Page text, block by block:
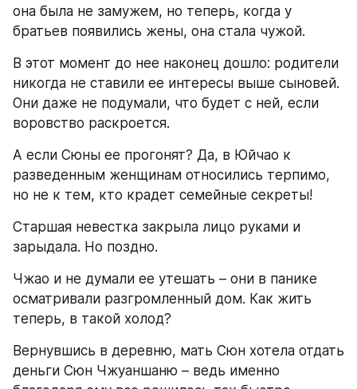
она была не замужем, но теперь, когда у
братьев появились жены, она стала чужой.
В этот момент до нее наконец дошло: родители
никогда не ставили ее интересы выше сыновей.
Они даже не подумали, что будет с ней, если
воровство раскроется.
А если Сюны ее прогонят? Да, в Юйчао к
разведенным женщинам относились терпимо,
но не к тем, кто крадет семейные секреты!
Старшая невестка закрыла лицо руками и
зарыдала. Но поздно.
Чжао и не думали ее утешать – они в панике
осматривали разгромленный дом. Как жить
теперь, в такой холод?
Вернувшись в деревню, мать Сюн хотела отдать
деньги Сюн Чжуаншаню – ведь именно